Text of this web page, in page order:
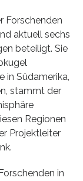
Forschenden
aktuell sechs
beteiligt. Sie
in Südamerika,
stammt der
Regionen
Projektleiter
in